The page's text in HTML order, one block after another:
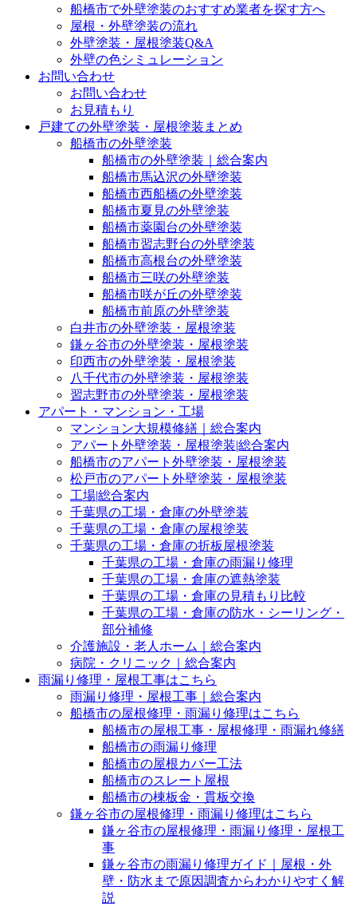
船橋市で外壁塗装のおすすめ業者を探す方へ
屋根・外壁塗装の流れ
外壁塗装・屋根塗装Q&A
外壁の色シミュレーション
お問い合わせ
お問い合わせ
お見積もり
戸建ての外壁塗装・屋根塗装まとめ
船橋市の外壁塗装
船橋市の外壁塗装｜総合案内
船橋市馬込沢の外壁塗装
船橋市西船橋の外壁塗装
船橋市夏見の外壁塗装
船橋市薬園台の外壁塗装
船橋市習志野台の外壁塗装
船橋市高根台の外壁塗装
船橋市三咲の外壁塗装
船橋市咲が丘の外壁塗装
船橋市前原の外壁塗装
白井市の外壁塗装・屋根塗装
鎌ヶ谷市の外壁塗装・屋根塗装
印西市の外壁塗装・屋根塗装
八千代市の外壁塗装・屋根塗装
習志野市の外壁塗装・屋根塗装
アパート・マンション・工場
マンション大規模修繕｜総合案内
アパート外壁塗装・屋根塗装|総合案内
船橋市のアパート外壁塗装・屋根塗装
松戸市のアパート外壁塗装・屋根塗装
工場|総合案内
千葉県の工場・倉庫の外壁塗装
千葉県の工場・倉庫の屋根塗装
千葉県の工場・倉庫の折板屋根塗装
千葉県の工場・倉庫の雨漏り修理
千葉県の工場・倉庫の遮熱塗装
千葉県の工場・倉庫の見積もり比較
千葉県の工場・倉庫の防水・シーリング・
部分補修
介護施設・老人ホーム｜総合案内
病院・クリニック｜総合案内
雨漏り修理・屋根工事はこちら
雨漏り修理・屋根工事｜総合案内
船橋市の屋根修理・雨漏り修理はこちら
船橋市の屋根工事・屋根修理・雨漏れ修繕
船橋市の雨漏り修理
船橋市の屋根カバー工法
船橋市のスレート屋根
船橋市の棟板金・貫板交換
鎌ヶ谷市の屋根修理・雨漏り修理はこちら
鎌ヶ谷市の屋根修理・雨漏り修理・屋根工
事
鎌ヶ谷市の雨漏り修理ガイド｜屋根・外
壁・防水まで原因調査からわかりやすく解
説